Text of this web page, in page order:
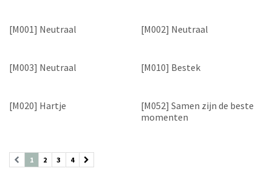
[M001] Neutraal [M002] Neutraal
[M003] Neutraal [M010] Bestek
[M020] Hartje
[M052] Samen zijn de beste
momenten
1 2 3 4